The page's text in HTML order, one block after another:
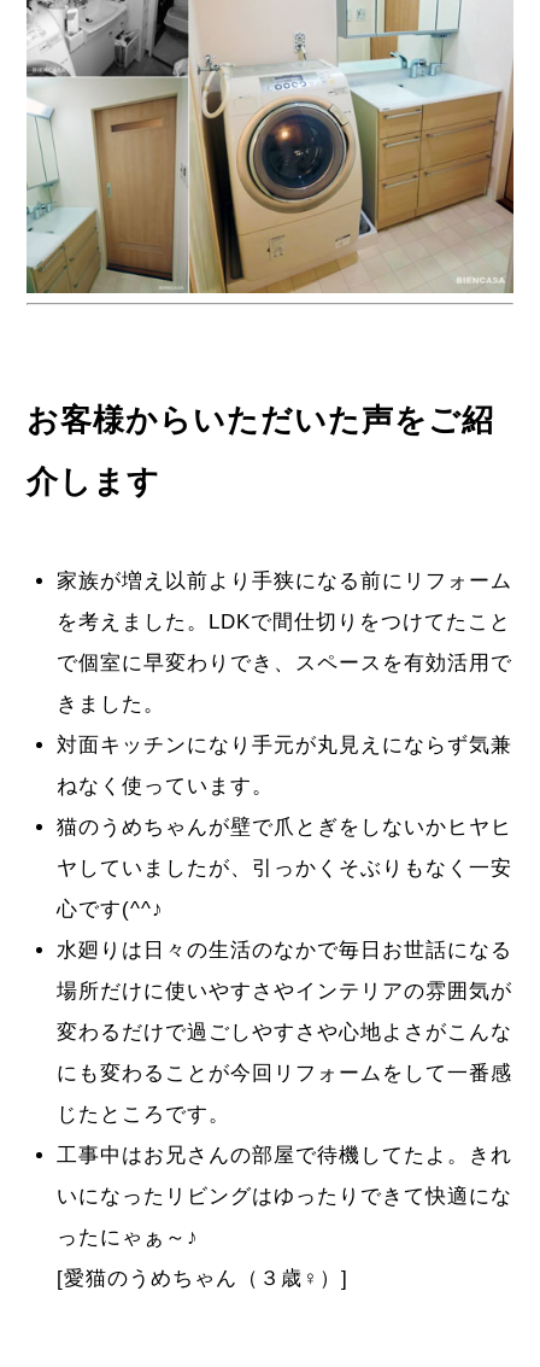
お客様からいただいた声をご紹
介します
家族が増え以前より手狭になる前にリフォーム
を考えました。LDKで間仕切りをつけてたこと
で個室に早変わりでき、スペースを有効活用で
きました。
対面キッチンになり手元が丸見えにならず気兼
ねなく使っています。
猫のうめちゃんが壁で爪とぎをしないかヒヤヒ
ヤしていましたが、引っかくそぶりもなく一安
心です(^^♪
水廻りは日々の生活のなかで毎日お世話になる
場所だけに使いやすさやインテリアの雰囲気が
変わるだけで過ごしやすさや心地よさがこんな
にも変わることが今回リフォームをして一番感
じたところです。
工事中はお兄さんの部屋で待機してたよ。きれ
いになったリビングはゆったりできて快適にな
ったにゃぁ～♪
[愛猫のうめちゃん（３歳♀）]